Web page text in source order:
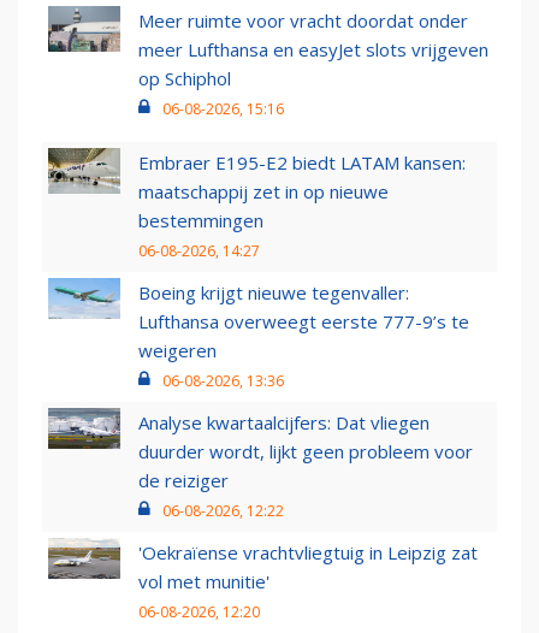
Meer ruimte voor vracht doordat onder
meer Lufthansa en easyJet slots vrijgeven
op Schiphol
06-08-2026, 15:16
Embraer E195-E2 biedt LATAM kansen:
maatschappij zet in op nieuwe
bestemmingen
06-08-2026, 14:27
Boeing krijgt nieuwe tegenvaller:
Lufthansa overweegt eerste 777-9’s te
weigeren
06-08-2026, 13:36
Analyse kwartaalcijfers: Dat vliegen
duurder wordt, lijkt geen probleem voor
de reiziger
06-08-2026, 12:22
'Oekraïense vrachtvliegtuig in Leipzig zat
vol met munitie'
06-08-2026, 12:20